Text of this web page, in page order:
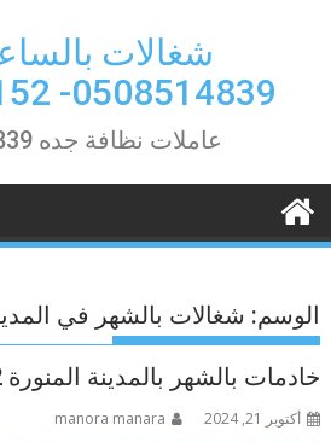
شغالات
0508514839- 0557536152
عاملات نظافة جده 0508514839
الوسم: شغالات بالشهر في
خادمات بالشهر بالمدينة المنورة 0557536152
أكتوبر 21, 2024 manora manara